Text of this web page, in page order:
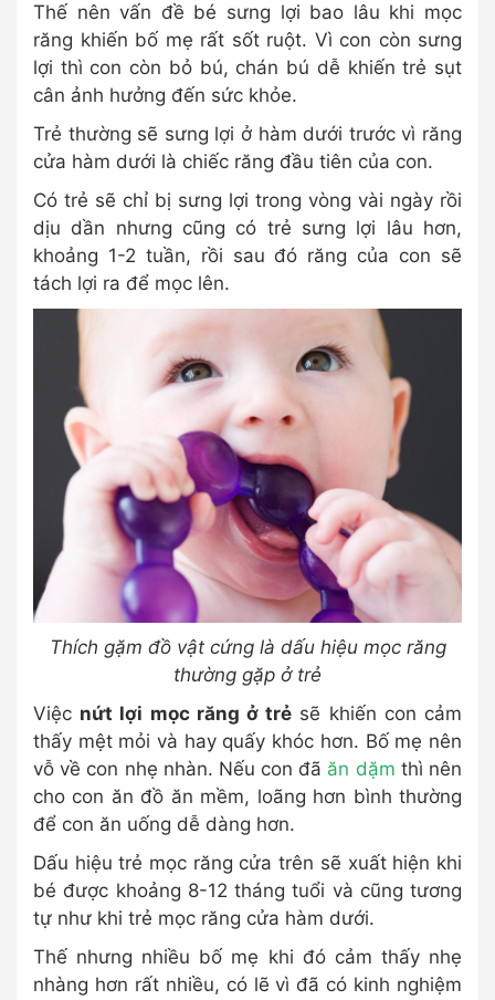
Thế nên vấn đề bé sưng lợi bao lâu khi mọc
răng khiến bố mẹ rất sốt ruột. Vì con còn sưng
lợi thì con còn bỏ bú, chán bú dễ khiến trẻ sụt
cân ảnh hưởng đến sức khỏe.
Trẻ thường sẽ sưng lợi ở hàm dưới trước vì răng
cửa hàm dưới là chiếc răng đầu tiên của con.
Có trẻ sẽ chỉ bị sưng lợi trong vòng vài ngày rồi
dịu dần nhưng cũng có trẻ sưng lợi lâu hơn,
khoảng 1-2 tuần, rồi sau đó răng của con sẽ
tách lợi ra để mọc lên.
Thích gặm đồ vật cứng là dấu hiệu mọc răng
thường gặp ở trẻ
Việc nứt lợi mọc răng ở trẻ sẽ khiến con cảm
thấy mệt mỏi và hay quấy khóc hơn. Bố mẹ nên
vỗ về con nhẹ nhàn. Nếu con đã ăn dặm thì nên
cho con ăn đồ ăn mềm, loãng hơn bình thường
để con ăn uống dễ dàng hơn.
Dấu hiệu trẻ mọc răng cửa trên sẽ xuất hiện khi
bé được khoảng 8-12 tháng tuổi và cũng tương
tự như khi trẻ mọc răng cửa hàm dưới.
Thế nhưng nhiều bố mẹ khi đó cảm thấy nhẹ
nhàng hơn rất nhiều, có lẽ vì đã có kinh nghiệm